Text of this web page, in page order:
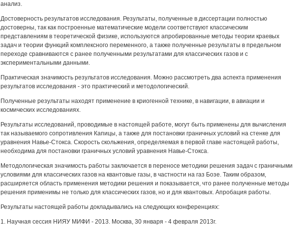
анализ.
Достоверность результатов исследования. Результаты, полученные в диссертации полностью
достоверны, так как построенные математические модели соответствуют классическим
представлениям в теоретической физике, используются апробированные методы теории краевых
задач и теории функций комплексного переменного, а также полученные результаты в предельном
переходе сравниваются с ранее полученными результатами для классических газов и с
экспериментальными данными.
Практическая значимость результатов исследования. Можно рассмотреть два аспекта применения
результатов исследования - это практический и методологический.
Полученные результаты находят применение в криогенной технике, в навигации, в авиации и
космических исследованиях.
Результаты исследований, проводимые в настоящей работе, могут быть применены для вычисления
так называемого сопротивления Капицы, а также для постановки граничных условий на стенке для
уравнения Навье-Стокса. Скорость скольжения, определяемая в первой главе настоящей работы,
необходима для постановки граничных условий уравнения Навье-Стокса.
Методологическая значимость работы заключается в переносе методики решения задач с граничными
условиями для классических газов на квантовые газы, в частности на газ Бозе. Таким образом,
расширяется область применения методики решения и показывается, что ранее полученные методы
решения применимы не только для классических газов, но и для квантовых. Апробация работы.
Результаты настоящей работы докладывались на следующих конференциях:
1. Научная сессия НИЯУ МИФИ - 2013. Москва, 30 января - 4 февраля 2013г.